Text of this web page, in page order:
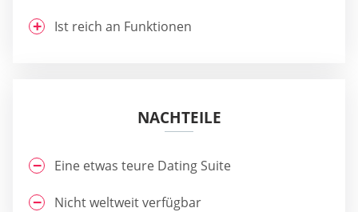
Ist reich an Funktionen
NACHTEILE
Eine etwas teure Dating Suite
Nicht weltweit verfügbar